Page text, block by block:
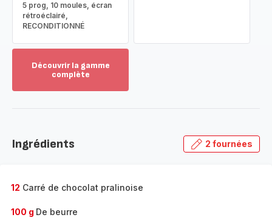
5 prog, 10 moules, écran
rétroéclairé,
RECONDITIONNÉ
Découvrir la gamme
complète
gamme
Ingrédients 2 fournées
12 Carré de chocolat pralinoise
100 g De beurre